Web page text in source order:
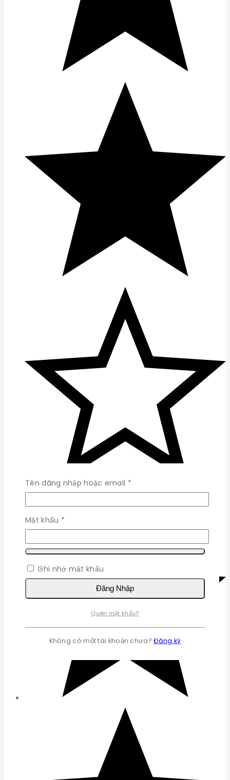
(0)
Tên đăng nhập hoặc email *Bắt
buộc
Mật khẩu *
buộc
Ghi nhớ mật khẩu
Đăng Nhập
Quên mật khẩu?
Không có một tài khoản chưa?Đăng ký